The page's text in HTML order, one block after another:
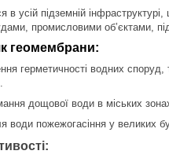
в усій підземній
промисловими об’єктами,
геомембрани:
герметичності водних
дощової води в міських
води пожежогасіння у великих